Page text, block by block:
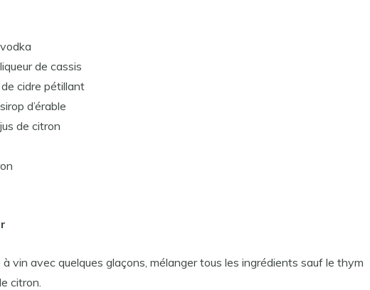
de cassis
cidre pétillant
d’érable
de citron
à vin avec quelques glaçons, mélanger tous les ingrédients sauf le thym
citron.